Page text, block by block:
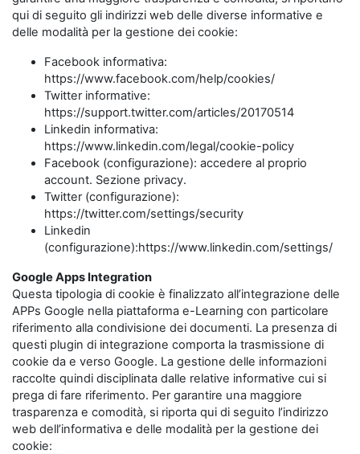
qui di seguito gli indirizzi web delle diverse informative e
delle modalità per la gestione dei cookie:
Facebook informativa:
https://www.facebook.com/help/cookies/
Twitter informative:
https://support.twitter.com/articles/20170514
Linkedin informativa:
https://www.linkedin.com/legal/cookie-policy
Facebook (configurazione): accedere al proprio
account. Sezione privacy.
Twitter (configurazione):
https://twitter.com/settings/security
Linkedin
(configurazione):https://www.linkedin.com/settings/
Google Apps Integration
Questa tipologia di cookie è finalizzato all’integrazione delle
APPs Google nella piattaforma e-Learning con particolare
riferimento alla condivisione dei documenti. La presenza di
questi plugin di integrazione comporta la trasmissione di
cookie da e verso Google. La gestione delle informazioni
raccolte quindi disciplinata dalle relative informative cui si
prega di fare riferimento. Per garantire una maggiore
trasparenza e comodità, si riporta qui di seguito l’indirizzo
web dell’informativa e delle modalità per la gestione dei
cookie: